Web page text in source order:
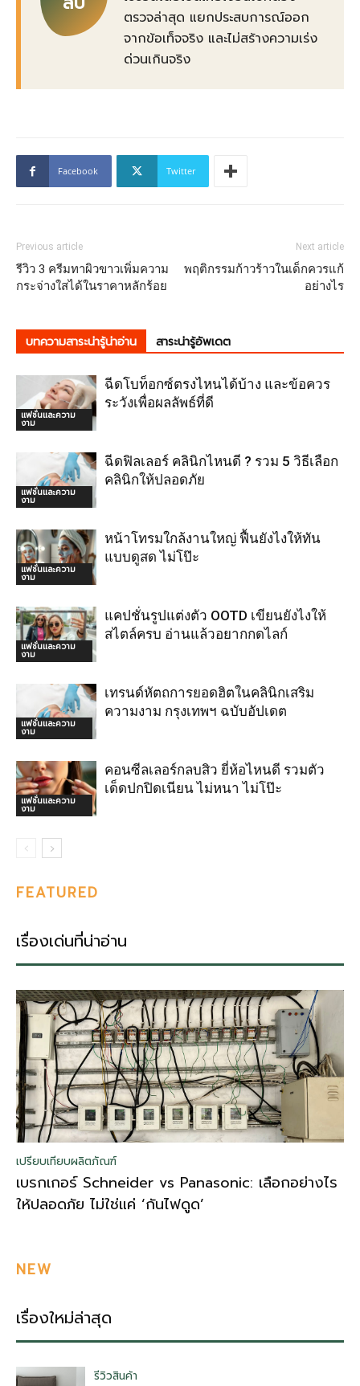
ตรวจล่าสุด แยกประสบการณ์ออก
จากข้อเท็จจริง และไม่สร้างความเร่ง
ด่วนเกินจริง
Facebook Twitter
Previous article
รีวิว 3 ครีมทาผิวขาวเพิ่มความ
กระจ่างใสได้ในราคาหลักร้อย
Next article
พฤติกรรมก้าวร้าวในเด็กควรแก้
อย่างไร
บทความสาระน่ารู้น่าอ่าน สาระน่ารู้อัพเดต
แฟชั่นและความ
งาม
ฉีดโบท็อกซ์ตรงไหนได้บ้าง และข้อควร
ระวังเพื่อผลลัพธ์ที่ดี
แฟชั่นและความ
งาม
ฉีดฟิลเลอร์ คลินิกไหนดี ? รวม 5 วิธีเลือก
คลินิกให้ปลอดภัย
แฟชั่นและความ
งาม
หน้าโทรมใกล้งานใหญ่ ฟื้นยังไงให้ทัน
แบบดูสด ไม่โป๊ะ
แฟชั่นและความ
งาม
แคปชั่นรูปแต่งตัว OOTD เขียนยังไงให้
สไตล์ครบ อ่านแล้วอยากกดไลก์
แฟชั่นและความ
งาม
เทรนด์หัตถการยอดฮิตในคลินิกเสริม
ความงาม กรุงเทพฯ ฉบับอัปเดต
แฟชั่นและความ
งาม
คอนซีลเลอร์กลบสิว ยี่ห้อไหนดี รวมตัว
เด็ดปกปิดเนียน ไม่หนา ไม่โป๊ะ
FEATURED
เรื่องเด่นที่น่าอ่าน
เปรียบเทียบผลิตภัณฑ์
เบรกเกอร์ Schneider vs Panasonic: เลือกอย่างไร
ให้ปลอดภัย ไม่ใช่แค่ ‘กันไฟดูด’
NEW
เรื่องใหม่ล่าสุด
รีวิวสินค้า